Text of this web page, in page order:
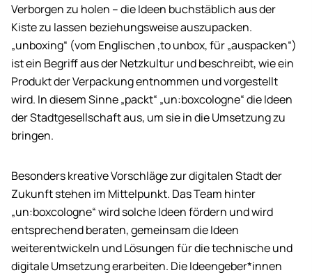
Verborgen zu holen – die Ideen buchstäblich aus der
Kiste zu lassen beziehungsweise auszupacken.
„unboxing“ (vom Englischen ‚to unbox‚ für „auspacken“)
ist ein Begriff aus der Netzkultur und beschreibt, wie ein
Produkt der Verpackung entnommen und vorgestellt
wird. In diesem Sinne „packt“ „un:boxcologne“ die Ideen
der Stadtgesellschaft aus, um sie in die Umsetzung zu
bringen.
Besonders kreative Vorschläge zur digitalen Stadt der
Zukunft stehen im Mittelpunkt. DasTeam hinter
„un:boxcologne“ wird solche Ideen fördern und wird
entsprechend beraten, gemeinsam die Ideen
weiterentwickeln und Lösungen für die technische und
digitale Umsetzung erarbeiten. Die Ideengeber*innen